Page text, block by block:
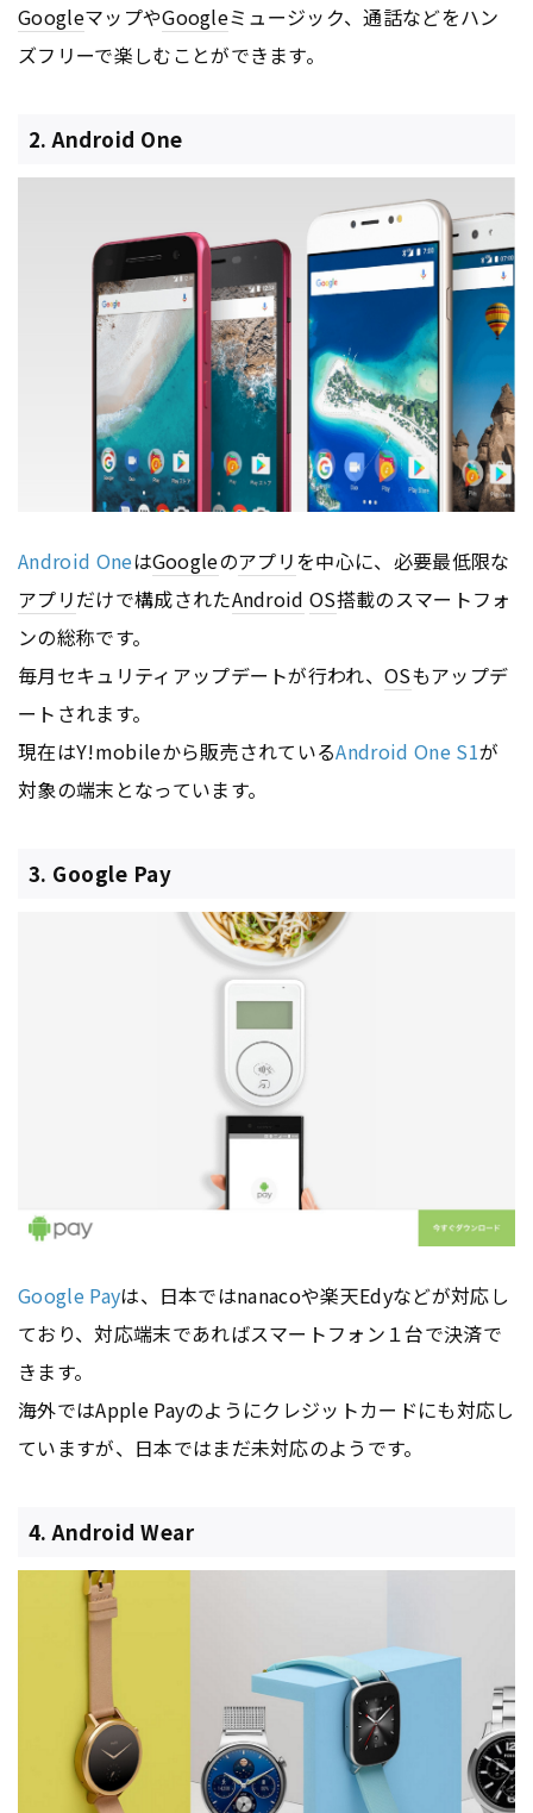
GoogleマップやGoogleミュージック、通話などをハン
ズフリーで楽しむことができます。
2. Android One
Android OneはGoogleのアプリを中心に、必要最低限な
アプリだけで構成されたAndroid OS搭載のスマートフォ
ンの総称です。
毎月セキュリティアップデートが行われ、OSもアップデ
ートされます。
現在はY!mobileから販売されているAndroid One S1が
対象の端末となっています。
3. Google Pay
Google Payは、日本ではnanacoや楽天Edyなどが対応し
ており、対応端末であればスマートフォン１台で決済で
きます。
海外ではApple Payのようにクレジットカードにも対応し
ていますが、日本ではまだ未対応のようです。
4. Android Wear